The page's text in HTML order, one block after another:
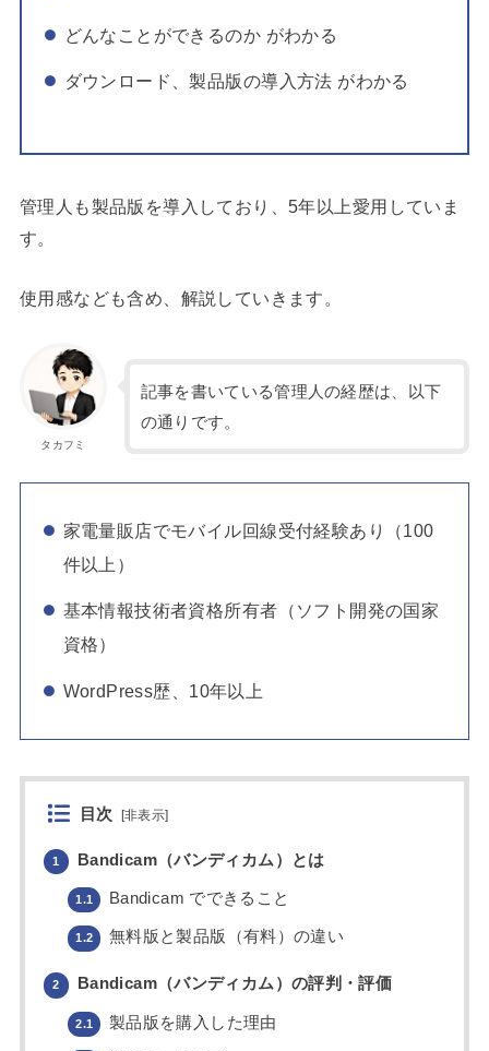
どんなことができるのか がわかる
ダウンロード、製品版の導入方法 がわかる
管理人も製品版を導入しており、5年以上愛用していま
す。
使用感なども含め、解説していきます。
タカフミ
記事を書いている管理人の経歴は、以下
の通りです。
家電量販店でモバイル回線受付経験あり（100
件以上）
基本情報技術者資格所有者（ソフト開発の国家
資格）
WordPress歴、10年以上
目次 [非表示]
1 Bandicam（バンディカム）とは
1.1 Bandicam でできること
1.2 無料版と製品版（有料）の違い
2 Bandicam（バンディカム）の評判・評価
2.1 製品版を購入した理由